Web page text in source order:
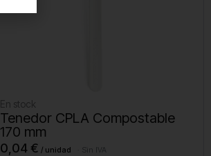
En stock
Tenedor CPLA Compostable
170 mm
0,04 € Sin IVA